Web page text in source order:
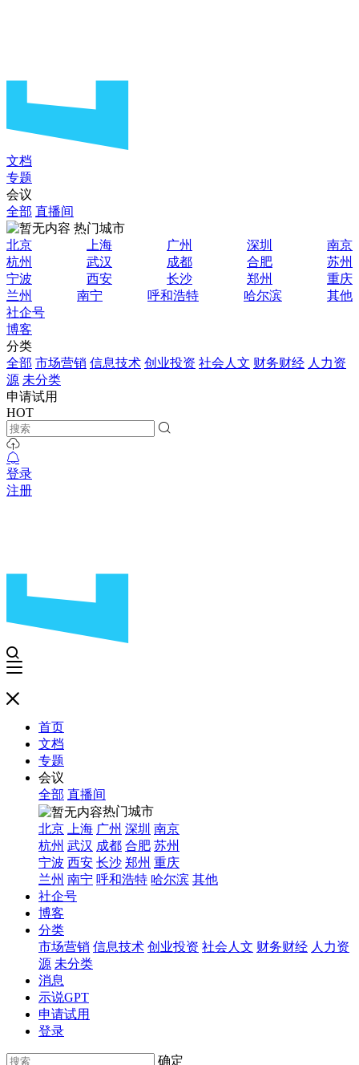
文档
专题
会议
全部 直播间
热门城市
北京
上海 广州 深圳
南京
杭州
武汉 成都 合肥
苏州
宁波
西安 长沙 郑州
重庆
兰州
南宁 呼和浩特 哈尔滨
其他
社企号
博客
分类
全部 市场营销 信息技术 创业投资 社会人文 财务财经 人力资
源 未分类
申请试用
HOT
登录
注册
首页
文档
专题
会议
全部 直播间
热门城市
北京
上海 广州 深圳 南京
杭州 武汉 成都 合肥 苏州
宁波 西安 长沙 郑州 重庆
兰州 南宁 呼和浩特 哈尔滨 其他
社企号
博客
分类
市场营销 信息技术 创业投资 社会人文 财务财经 人力资
源 未分类
消息
示说GPT
申请试用
登录
确定